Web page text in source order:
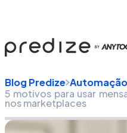
Blog Predize Automação
5 motivos para usar
nos marketplaces